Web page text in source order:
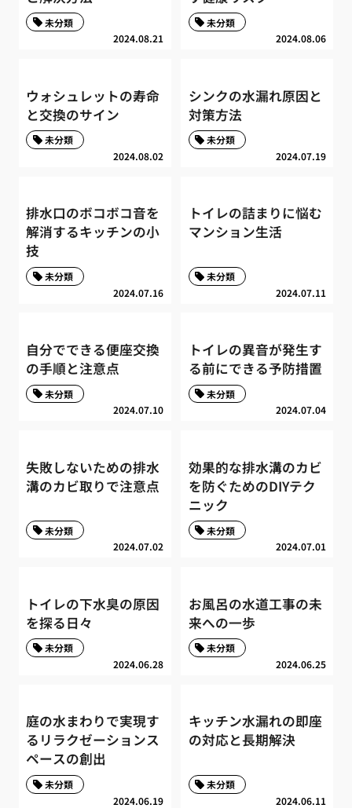
2024.08.21
未分類
2024.08.06
未分類
ウォシュレットの寿命
と交換のサイン
2024.08.02
未分類
シンクの水漏れ原因と
対策方法
2024.07.19
未分類
排水口のボコボコ音を
解消するキッチンの小
技
2024.07.16
未分類
トイレの詰まりに悩む
マンション生活
2024.07.11
未分類
自分でできる便座交換
の手順と注意点
2024.07.10
未分類
トイレの異音が発生す
る前にできる予防措置
2024.07.04
未分類
失敗しないための排水
溝のカビ取りで注意点
2024.07.02
未分類
効果的な排水溝のカビ
を防ぐためのDIYテク
ニック
2024.07.01
未分類
トイレの下水臭の原因
を探る日々
2024.06.28
未分類
お風呂の水道工事の未
来への一歩
2024.06.25
未分類
庭の水まわりで実現す
るリラクゼーションス
ペースの創出
2024.06.19
未分類
キッチン水漏れの即座
の対応と長期解決
2024.06.11
未分類